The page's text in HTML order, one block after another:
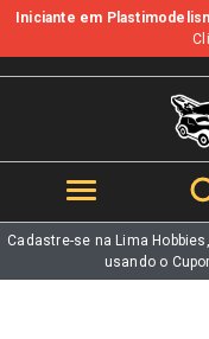
b
Iniciante em
Cadastre-se na Lima
usando o